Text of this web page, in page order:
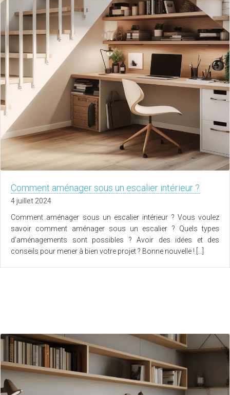
Comment aménager sous un escalier intérieur ?
4 juillet 2024
Comment aménager sous un escalier intérieur ? Vous voulez
savoir comment aménager sous un escalier ? Quels types
d’aménagements sont possibles ? Avoir des idées et des
conseils pour mener à bien votre projet ? Bonne nouvelle ! […]